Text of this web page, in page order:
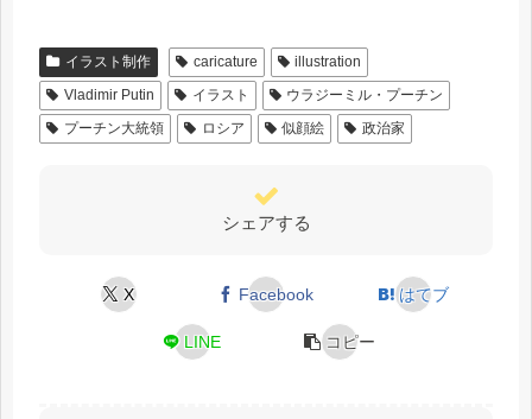
イラスト制作 caricature
illustration
Vladimir Putin
イラスト
ウラジーミル・プーチン
プーチン大統領
ロシア 似顔絵 政治家
シェアする
X Facebook はてブ
LINE コピー